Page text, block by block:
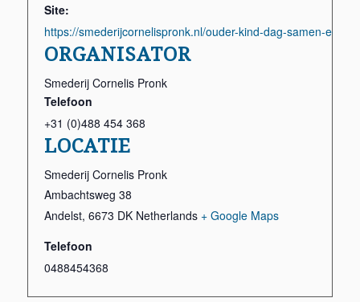
Site:
https://smederijcornelispronk.nl/ouder-kind-dag-samen-een-
LOCATIE
Smederij Cornelis Pronk
Ambachtsweg 38
Andelst, 6673 DK Netherlands + Google Maps
Telefoon
0488454368
ORGANISATOR
Smederij Cornelis Pronk
Telefoon
+31 (0)488 454 368